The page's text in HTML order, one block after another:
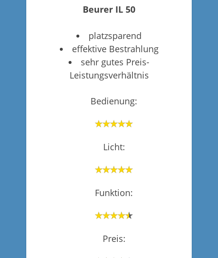
Beurer IL 50
platzsparend
effektive Bestrahlung
sehr gutes Preis-
Leistungsverhältnis
Bedienung:
Licht:
Funktion:
Preis: